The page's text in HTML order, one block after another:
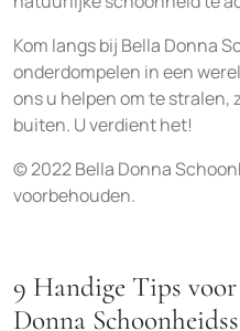
Kom langs bij Bella Donna
onderdompelen in een
ons u helpen om te stralen,
buiten. U verdient het!
© 2022 Bella Donna
voorbehouden.
9 Handige Tips voor
Donna